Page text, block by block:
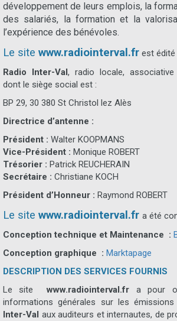
développement de leurs emplois, la
des salariés, la formation et la
l’expérience des bénévoles.
Le site www.radiointerval.fr est édité
Radio Inter-Val, radio locale,
dont le siège social est :
BP 29, 30 380 St Christol lez Alès
Directrice d’antenne :
Président : Walter KOOPMANS
Vice-Président : Monique ROBERT
Trésorier : Patrick REUCHERAIN
Secrétaire : Christiane KOCH
Président d’Honneur : Raymond ROBERT
Le site www.radiointerval.fr a été
Conception technique et Maintenance :
Conception graphique : Marktapage
DESCRIPTION DES SERVICES FOURNIS
Le sitewww.radiointerval.fr a pour
informations générales sur les
Inter-Val aux auditeurs et internautes, de